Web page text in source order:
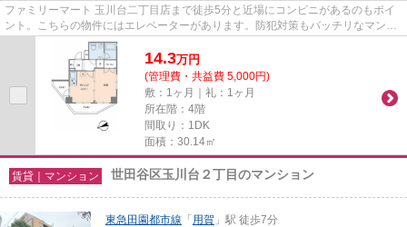
ファミリーマート 玉川台二丁目店まで徒歩5分と近場にコンビニがあるのもポイ
ント。こちらの物件にはエレベーターがあります。防犯対策もバッチリなマンシ
ョンタイプの物件です。幅広...
14.3万円
(管理費・共益費 5,000円)
敷：1ヶ月｜礼：1ヶ月
所在階：4階
間取り：1DK
面積：30.14㎡
賃貸｜マンション 世田谷区玉川台２丁目のマンション
東急田園都市線 「用賀 」駅 徒歩7分